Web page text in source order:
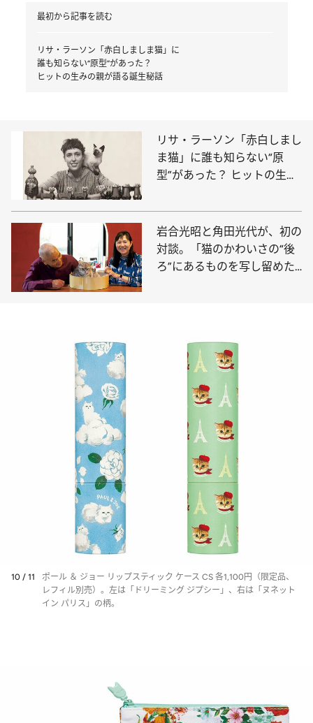
最初から記事を読む
リサ・ラーソン「赤白しましま猫」に
誰も知らない“原型”があった？
ヒットの生みの親が語る誕生秘話
リサ・ラーソン「赤白しまし
ま猫」に誰も知らない“原
型”があった？ ヒットの生み
岩合光昭と角田光代が、初の
対談。「猫のかわいさの“後
ろ”にあるものを写し留めた
10 / 11
ポール ＆ ジョー リップスティック ケース CS 各1,100円（限定品、
レフィル別売）。左は「ドリーミング ジプシー」、右は「ヌネット
イン パリス」の柄。